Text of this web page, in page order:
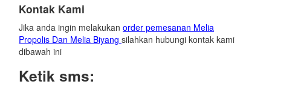
Kontak Kami
Jika anda ingin melakukan order pemesanan Melia
Propolis Dan Melia Biyang silahkan hubungi kontak kami
dibawah ini
Ketik sms: